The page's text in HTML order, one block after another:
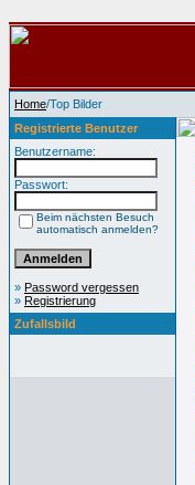
Home/Top Bilder
Registrierte Benutzer
Benutzername:
Passwort:
Beim nächsten Besuch
automatisch anmelden?
» Password vergessen
» Registrierung
Zufallsbild